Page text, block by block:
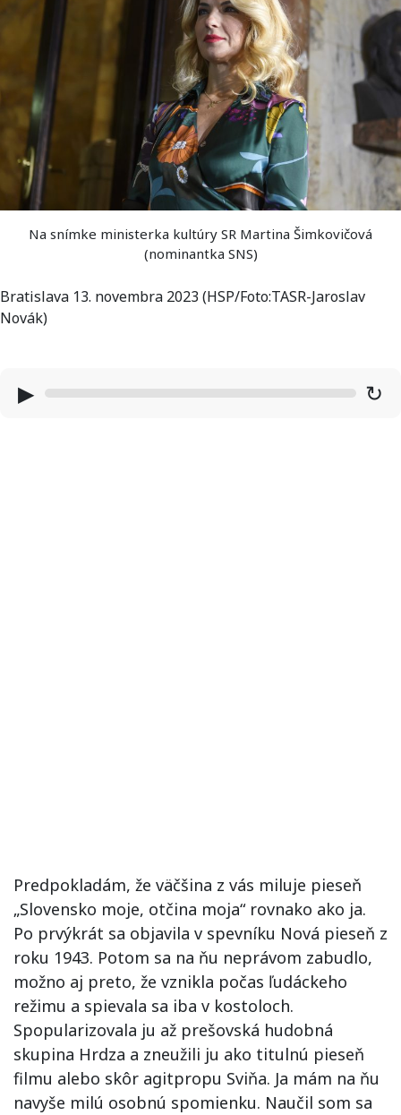
Na snímke ministerka kultúry SR Martina Šimkovičová
(nominantka SNS)
Bratislava 13. novembra 2023 (HSP/Foto:TASR-Jaroslav
Novák)
▶ ↻
Predpokladám, že väčšina z vás miluje pieseň
„Slovensko moje, otčina moja“ rovnako ako ja.
Po prvýkrát sa objavila v spevníku Nová pieseň z
roku 1943. Potom sa na ňu neprávom zabudlo,
možno aj preto, že vznikla počas ľudáckeho
režimu a spievala sa iba v kostoloch.
Spopularizovala ju až prešovská hudobná
skupina Hrdza a zneužili ju ako titulnú pieseň
filmu alebo skôr agitpropu Sviňa. Ja mám na ňu
navyše milú osobnú spomienku. Naučil som sa